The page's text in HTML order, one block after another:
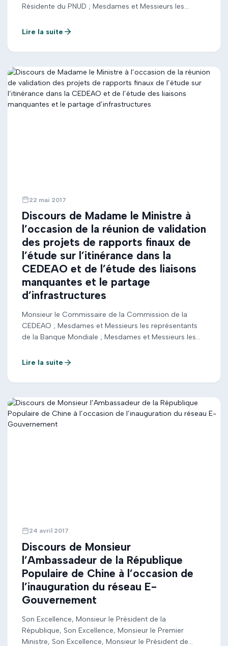
Résidente du PNUD ; Mesdames et Messieurs les
internationales ; Autorités civiles, politiques, militaires,
les directeurs et chefs des services centraux ;
Lire la suite
22 mai 2017
Discours de Madame le Ministre à
l’occasion de la réunion de validation
des projets de rapports finaux de
l’étude sur l’itinérance dans la
CEDEAO et de l’étude des liaisons
manquantes et le partage
d’infrastructures
Monsieur le Commissaire de la Commission de la
CEDEAO ; Mesdames et Messieurs les représentants
de la Banque Mondiale ; Mesdames et Messieurs les
membres de la CEDEAO ; Monsieur le Directeur
de Postes et de Télécommunications (ART&P) ; […]
Lire la suite
24 avril 2017
Discours de Monsieur
l’Ambassadeur de la République
Populaire de Chine à l’occasion de
l’inauguration du réseau E-
Gouvernement
Son Excellence, Monsieur le Président de la
République, Son Excellence, Monsieur le Premier
Ministre, Son Excellence, Monsieur le Président de